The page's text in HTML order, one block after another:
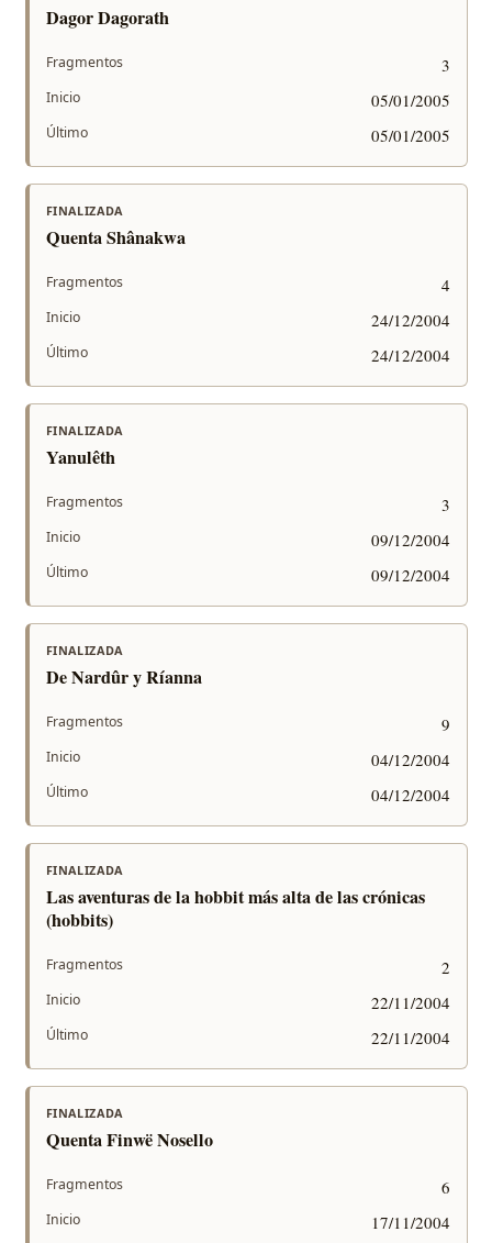
Dagor Dagorath
Fragmentos 3
Inicio 05/01/2005
Último 05/01/2005
FINALIZADA
Quenta Shânakwa
Fragmentos 4
Inicio 24/12/2004
Último 24/12/2004
FINALIZADA
Yanulêth
Fragmentos 3
Inicio 09/12/2004
Último 09/12/2004
FINALIZADA
De Nardûr y Ríanna
Fragmentos 9
Inicio 04/12/2004
Último 04/12/2004
FINALIZADA
Las aventuras de la hobbit más alta de las crónicas
(hobbits)
Fragmentos 2
Inicio 22/11/2004
Último 22/11/2004
FINALIZADA
Quenta Finwë Nosello
Fragmentos 6
Inicio 17/11/2004